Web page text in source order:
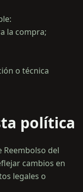
la compra;
o técnica
política
Reembolso del
cambios en
legales o